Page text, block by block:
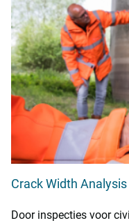
Crack Width
Door inspecties voor